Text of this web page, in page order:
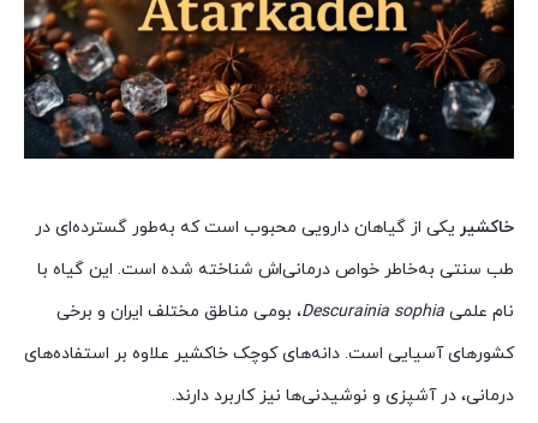
خاکشیر یکی از گیاهان دارویی محبوب است که به‌طور گسترده‌ای در
طب سنتی به‌خاطر خواص درمانی‌اش شناخته شده است. این گیاه با
نام علمی Descurainia sophia، بومی مناطق مختلف ایران و برخی
کشورهای آسیایی است. دانه‌های کوچک خاکشیر علاوه بر استفاده‌های
درمانی، در آشپزی و نوشیدنی‌ها نیز کاربرد دارند.